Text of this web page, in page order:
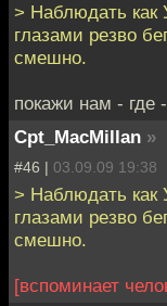
> Наблюдать
глазами резво
смешно.
покажи нам -
Cpt_MacMillan »
#46 | 03.09.09 19:38
> Наблюдать
глазами резво
смешно.
[вспоминает